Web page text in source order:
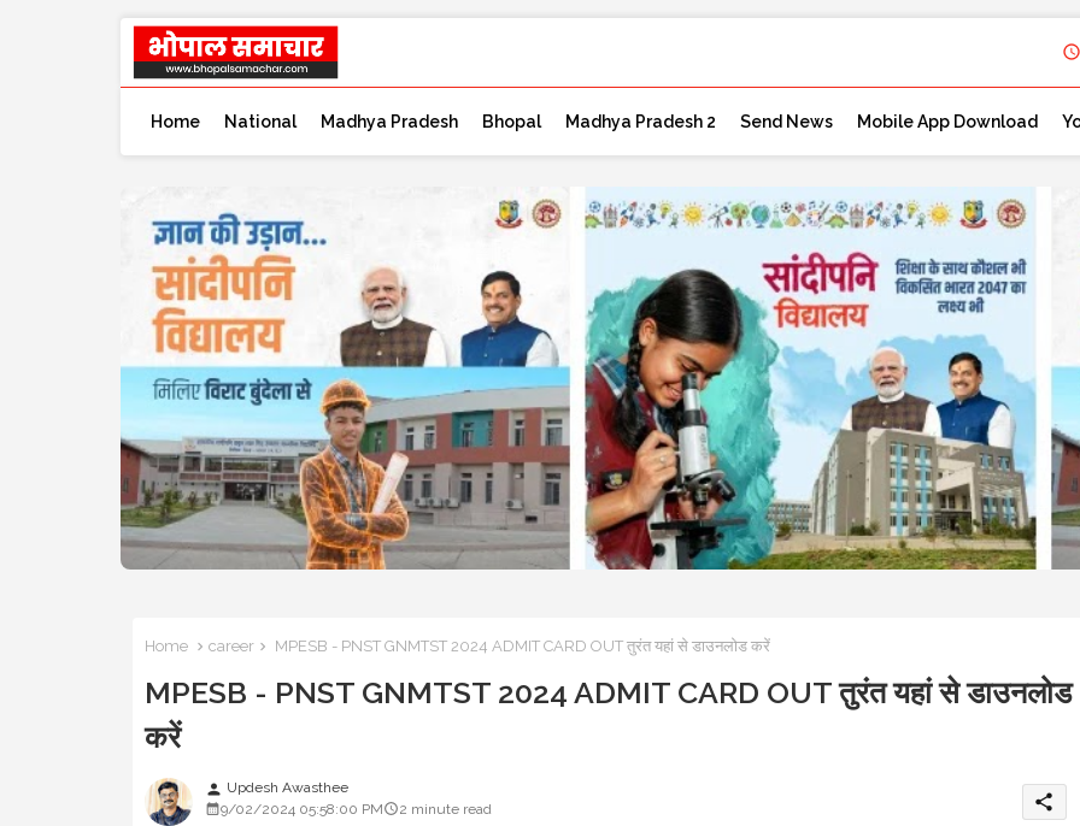
Home National Madhya Pradesh Bhopal Madhya Pradesh 2 Send News Mobile App Download
Home career MPESB - PNST GNMTST 2024 ADMIT CARD OUT तुरंत यहां से डाउनलोड करें
MPESB - PNST GNMTST 2024 ADMIT CARD OUT तुरंत यहां से डाउनलोड
करें
person Updesh Awasthee
9/02/2024 05:58:00 PM
2 minute read share